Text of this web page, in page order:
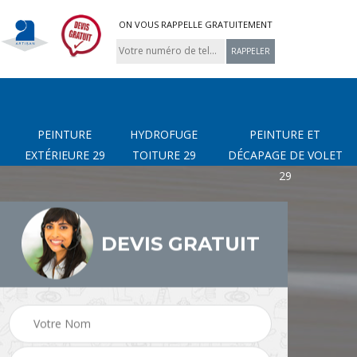
ON VOUS RAPPELLE GRATUITEMENT
PEINTURE
EXTÉRIEURE 29
HYDROFUGE
TOITURE 29
PEINTURE ET
DÉCAPAGE DE VOLET
29
Nettoyage de terrasse Peinture Extérieure 29
DEVIS GRATUIT